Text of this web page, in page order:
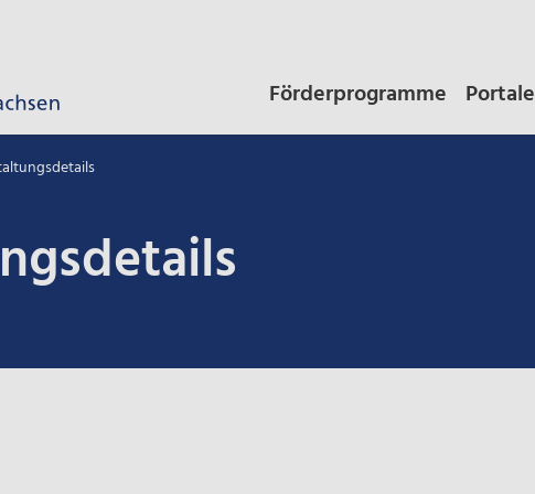
Förderprogramme Portale